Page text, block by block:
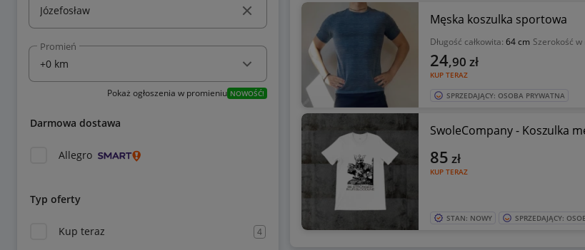
Promień
Pokaż ogłoszenia w promieniu NOWOŚĆ!
Darmowa dostawa
Allegro
Typ oferty
Kup teraz 4
Męska koszulka sportowa
Długość całkowita: 64 cm Szerokość
KUP TERAZ
24,90 zł
SPRZEDAJĄCY: OSOBA PRYWATNA
SwoleCompany - Koszulka
KUP TERAZ
85 zł
STAN: NOWY SPRZEDAJĄCY: